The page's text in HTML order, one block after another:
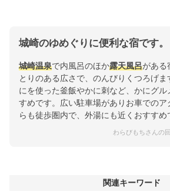
城崎のゆめぐりに便利な宿です。
城崎温泉で内風呂のほか露天風呂がある
とりのある広さで、のんびりくつろげ
にを使った釜飯やかに刺など、かにグル
すめです。広い駐車場がありお車での
らも徒歩圏内で、外湯にも近くおすすめ
わらびもちさんの
関連キーワード